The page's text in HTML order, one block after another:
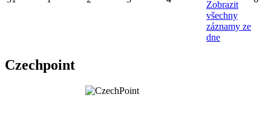
Zobrazit
všechny
záznamy ze
dne
Czechpoint